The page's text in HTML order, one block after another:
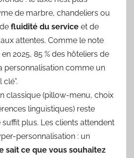
de marbre, chandeliers ou
fluidité du service et de
attentes. Comme le note
2025, 85 % des hôteliers de
personnalisation comme un
classique (pillow-menu, choix
linguistiques) reste
plus. Les clients attendent
personnalisation : un
sait ce que vous souhaitez